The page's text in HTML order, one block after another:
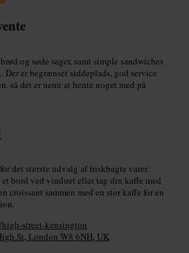
og søde sager, samt simple sandwiches
er begrænset siddeplads, god service
så det er nemt at hente noget med på
det største udvalg af friskbagte varer.
bord ved vinduet eller tag din kaffe med
croissant sammen med en stor kaffe for en
street-kensington
St, London W8 6NH, UK